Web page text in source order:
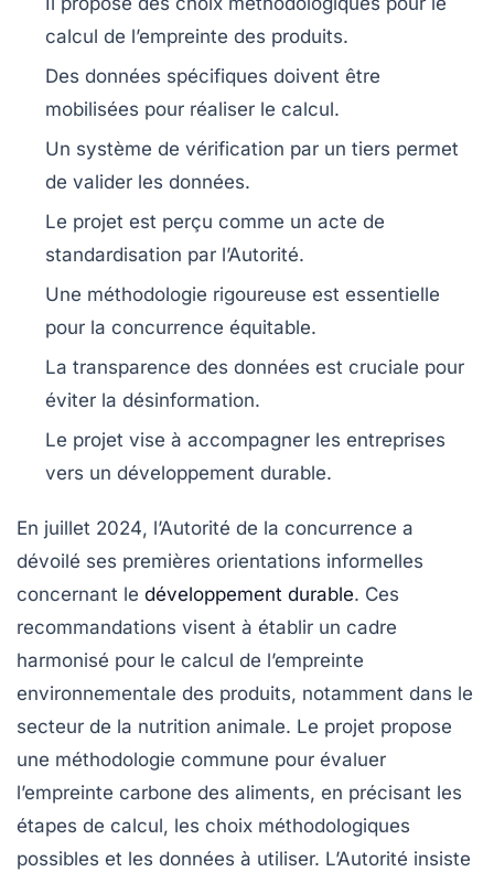
calcul de l’empreinte des produits.
Des données spécifiques doivent être
mobilisées pour réaliser le calcul.
Un système de vérification par un tiers permet
de valider les données.
Le projet est perçu comme un acte de
standardisation par l’Autorité.
Une méthodologie rigoureuse est essentielle
pour la concurrence équitable.
La transparence des données est cruciale pour
éviter la désinformation.
Le projet vise à accompagner les entreprises
vers un développement durable.
En juillet 2024, l’Autorité de la concurrence a
dévoilé ses premières orientations informelles
concernant le développement durable. Ces
recommandations visent à établir un cadre
harmonisé pour le calcul de l’empreinte
environnementale des produits, notamment dans le
secteur de la nutrition animale. Le projet propose
une méthodologie commune pour évaluer
l’empreinte carbone des aliments, en précisant les
étapes de calcul, les choix méthodologiques
possibles et les données à utiliser. L’Autorité insiste